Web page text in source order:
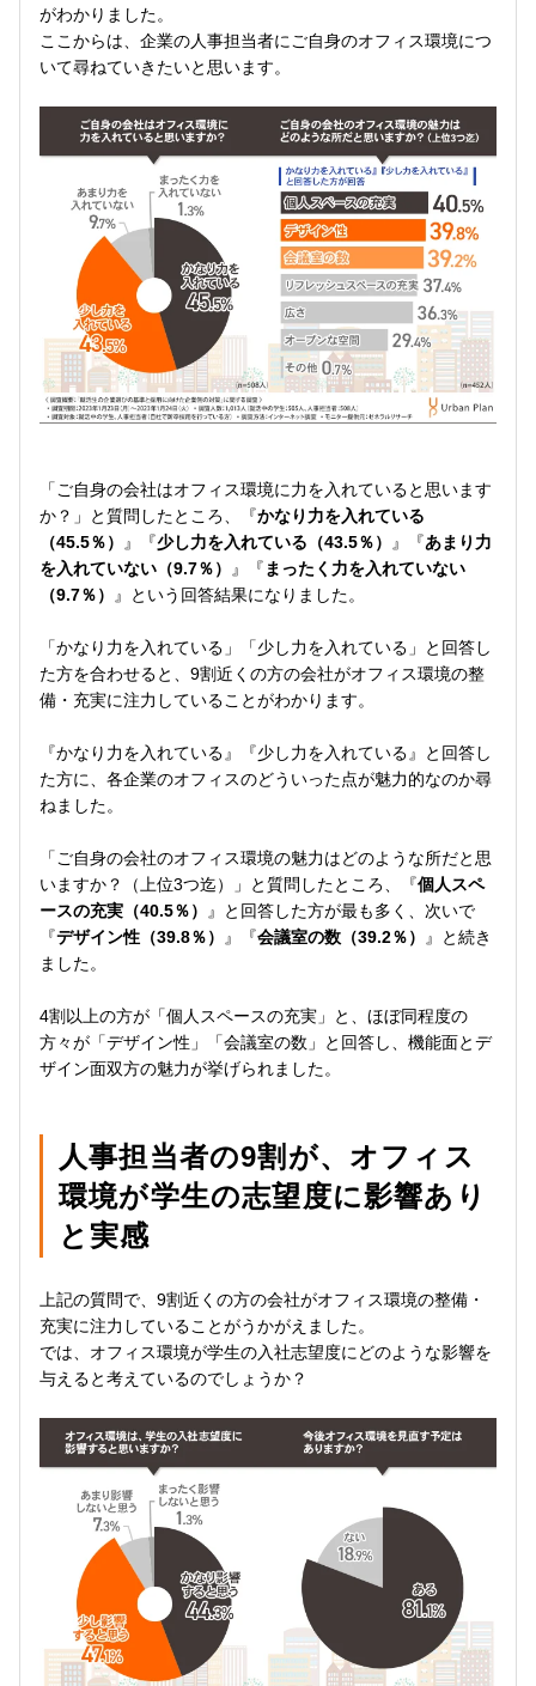
がわかりました。
ここからは、企業の人事担当者にご自身のオフィス環境につ
いて尋ねていきたいと思います。
「ご自身の会社はオフィス環境に力を入れていると思います
か？」と質問したところ、『かなり力を入れている
（45.5％）
』『少し力を入れている（43.5％） 』『あまり力
を入れていない（9.7％）
』『 まったく力を入れていない
（9.7％）
』という回答結果になりました。
「かなり力を入れている」「少し力を入れている」と回答し
た方を合わせると、9割近くの方の会社がオフィス環境の整
備・充実に注力していることがわかります。
『かなり力を入れている』『少し力を入れている』と回答し
た方に、各企業のオフィスのどういった点が魅力的なのか尋
ねました。
「ご自身の会社のオフィス環境の魅力はどのような所だと思
いますか？（上位3つ迄）」と質問したところ、『個人スペ
ースの充実（40.5％）
』と回答した方が最も多く、次いで
『デザイン性（39.8％） 』『会議室の数（39.2％）
』と続き
ました。
4割以上の方が「個人スペースの充実」と、ほぼ同程度の
方々が「デザイン性」「会議室の数」と回答し、機能面とデ
ザイン面双方の魅力が挙げられました。
人事担当者の9割が、オフィス
環境が学生の志望度に影響あり
と実感
上記の質問で、9割近くの方の会社がオフィス環境の整備・
充実に注力していることがうかがえました。
では、オフィス環境が学生の入社志望度にどのような影響を
与えると考えているのでしょうか？